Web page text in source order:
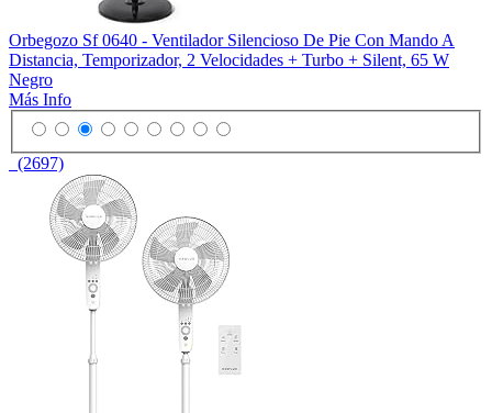
Orbegozo Sf 0640 - Ventilador Silencioso De Pie Con Mando A
Distancia, Temporizador, 2 Velocidades + Turbo + Silent, 65 W
Negro
Más Info
(2697)